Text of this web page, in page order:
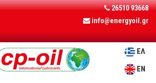
26510 93668
info@energyoil.gr
ΕΛ
EN